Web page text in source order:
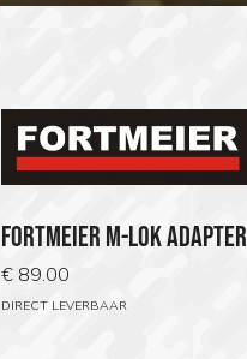
FORTMEIER M-LOK ADAPTER
€89.00
DIRECT LEVERBAAR